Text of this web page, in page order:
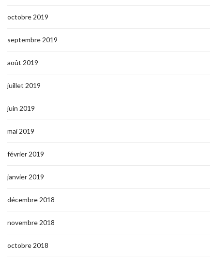
octobre 2019
septembre 2019
août 2019
juillet 2019
juin 2019
mai 2019
février 2019
janvier 2019
décembre 2018
novembre 2018
octobre 2018